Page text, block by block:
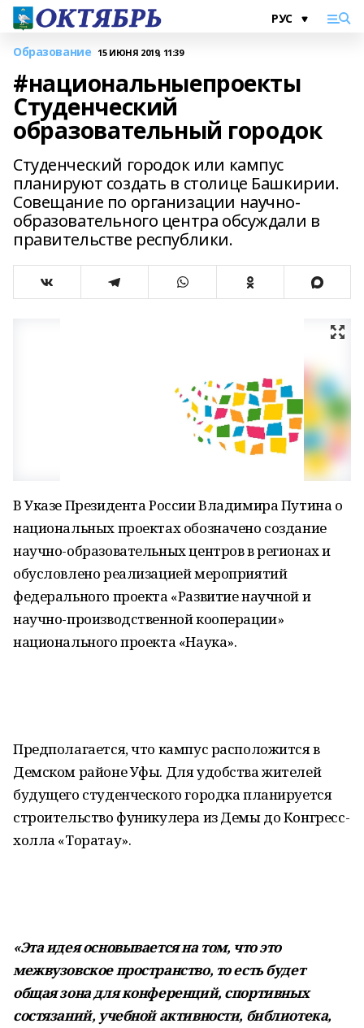
Образование 15 ИЮНЯ 2019, 11:39
#национальныепроекты
Студенческий
образовательный городок
Студенческий городок или кампус
планируют создать в столице Башкирии.
Совещание по организации научно-
образовательного центра обсуждали в
правительстве республики.
В Указе Президента России Владимира Путина о
национальных проектах обозначено создание
научно-образовательных центров в регионах и
обусловлено реализацией мероприятий
федерального проекта «Развитие научной и
научно-производственной кооперации»
национального проекта «Наука».
Предполагается, что кампус расположится в
Демском районе Уфы. Для удобства жителей
будущего студенческого городка планируется
строительство фуникулера из Демы до Конгресс-
холла «Торатау».
«Эта идея основывается на том, что это
межвузовское пространство, то есть будет
общая зона для конференций, спортивных
состязаний, учебной активности, библиотека,